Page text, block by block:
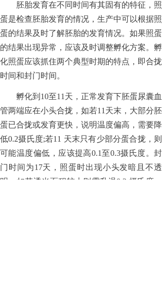
胚胎发育在不同时间有其固有的特征，照
蛋是检查胚胎发育的情况，生产中可以根据照
蛋的结果及时了解胚胎的发育情况。如果照蛋
的结果出现异常，应该及时调整孵化方案。孵
化照蛋应该抓住两个典型时期的特点，即合拢
时间和封门时间。
孵化到10至11天，正常发育下胚蛋尿囊血
管两端应在小头合拢，如若11天末，大部分胚
蛋已合拢或发育更快，说明温度偏高，需要降
低0.2摄氏度;若11 天末只有少部分蛋合拢，则
可能温度偏低，应该提高0.1至0.3摄氏度。封
门时间为17天，照蛋时出现小头发暗且不透
明，如若透光面积较大则需升温0.2 摄氏度，